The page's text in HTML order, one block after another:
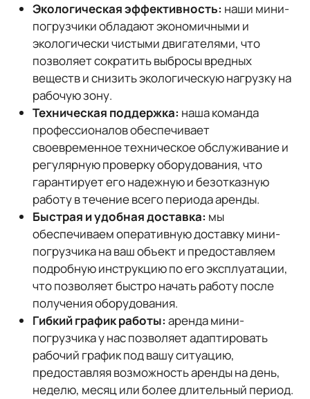
Экологическая эффективность: наши мини-
погрузчики обладают экономичными и
экологически чистыми двигателями, что
позволяет сократить выбросы вредных
веществ и снизить экологическую нагрузку на
рабочую зону.
Техническая поддержка: наша команда
профессионалов обеспечивает
своевременное техническое обслуживание и
регулярную проверку оборудования, что
гарантирует его надежную и безотказную
работу в течение всего периода аренды.
Быстрая и удобная доставка: мы
обеспечиваем оперативную доставку мини-
погрузчика на ваш объект и предоставляем
подробную инструкцию по его эксплуатации,
что позволяет быстро начать работу после
получения оборудования.
Гибкий график работы: аренда мини-
погрузчика у нас позволяет адаптировать
рабочий график под вашу ситуацию,
предоставляя возможность аренды на день,
неделю, месяц или более длительный период.